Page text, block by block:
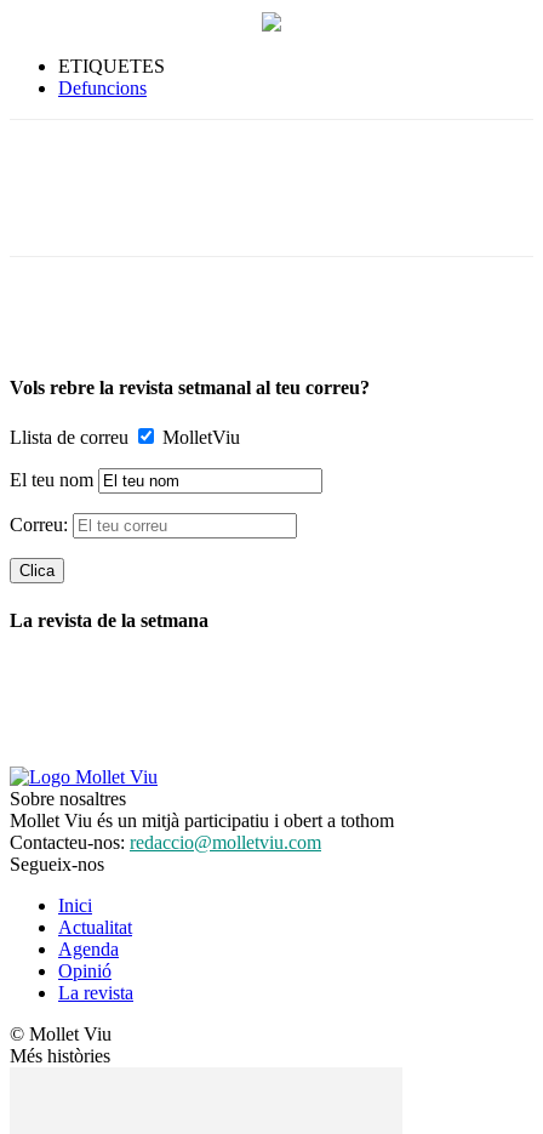
ETIQUETES
Defuncions
Vols rebre la revista setmanal al teu correu?
Llista de correu MolletViu
El teu nom
Correu:
La revista de la setmana
Sobre nosaltres
Mollet Viu és un mitjà participatiu i obert a tothom
Contacteu-nos: redaccio@molletviu.com
Segueix-nos
Inici
Actualitat
Agenda
Opinió
La revista
© Mollet Viu
Més històries